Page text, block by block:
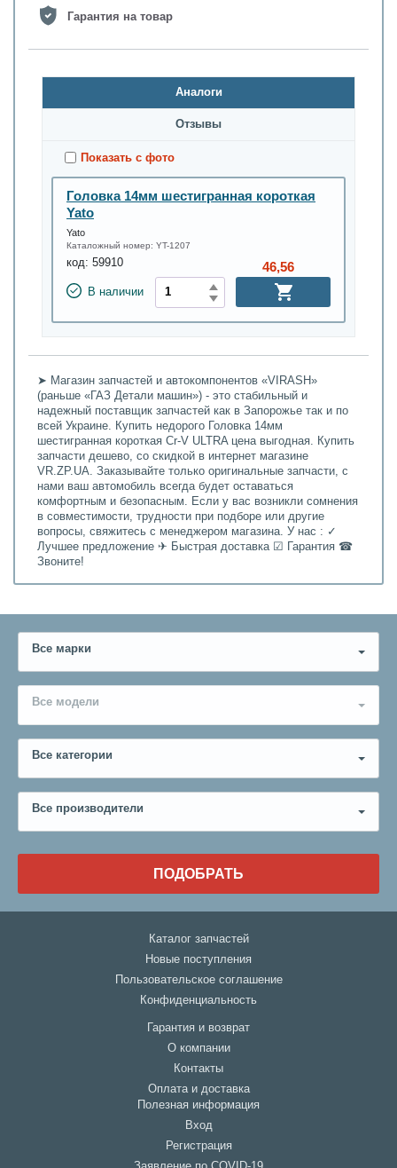
Гарантия на товар
Аналоги
Oтзывы
Показать с фото
Головка 14мм шестигранная короткая
Yato
Yato
Каталожный номер: YT-1207
код: 59910
В наличии
46,56
➤ Магазин запчастей и автокомпонентов «VIRASH»
(раньше «ГАЗ Детали машин») - это стабильный и
надежный поставщик запчастей как в Запорожье так и по
всей Украине. Купить недорого Головка 14мм
шестигранная короткая Cr-V ULTRA цена выгодная. Купить
запчасти дешево, со скидкой в интернет магазине
VR.ZP.UA. Заказывайте только оригинальные запчасти, с
нами ваш автомобиль всегда будет оставаться
комфортным и безопасным. Если у вас возникли сомнения
в совместимости, трудности при подборе или другие
вопросы, свяжитесь с менеджером магазина. У нас : ✓
Лучшее предложение ✈ Быстрая доставка ☑ Гарантия ☎
Звоните!
Все марки
Все модели
Все категории
Все производители
ПОДОБРАТЬ
Каталог запчастей
Новые поступления
Пользовательское соглашение
Конфиденциальность
Гарантия и возврат
О компании
Контакты
Оплата и доставка
Полезная информация
Вход
Регистрация